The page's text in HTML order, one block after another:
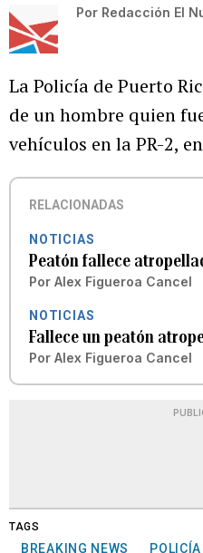
Por Redacción El
La Policía de Puerto
de un hombre quien
vehículos en la PR-2,
RELACIONADAS
NOTICIAS
Peatón fallece
Por Alex Figueroa Cancel
NOTICIAS
Fallece un peatón
Por Alex Figueroa Cancel
TAGS
BREAKING NEWS